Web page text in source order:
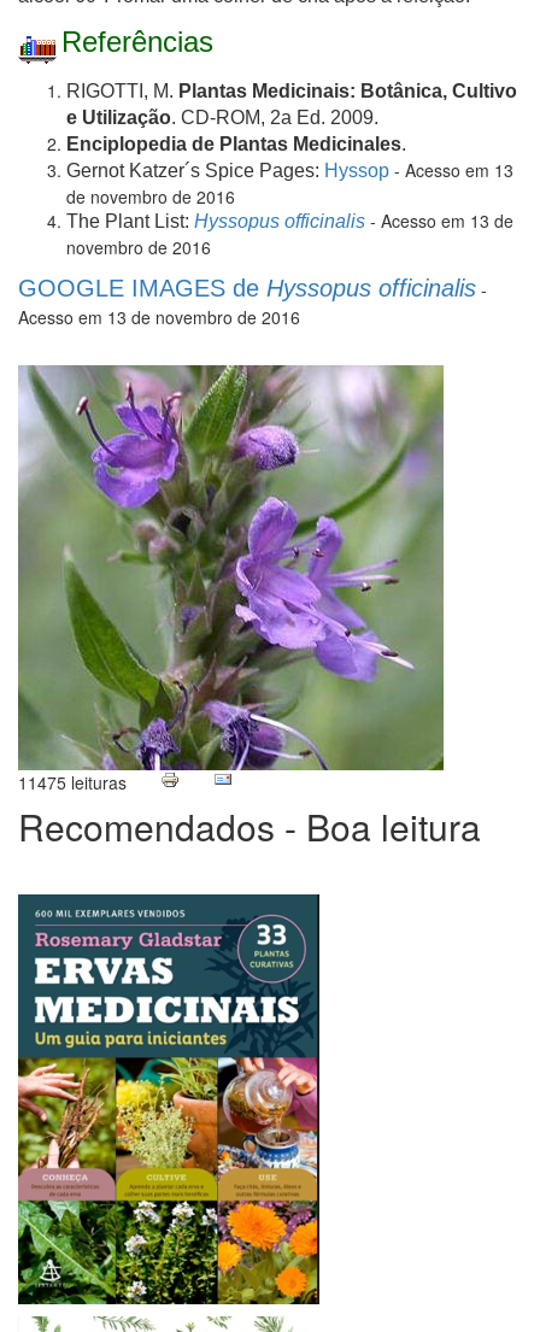
Referências
RIGOTTI, M. Plantas Medicinais: Botânica, Cultivo
e Utilização. CD-ROM, 2a Ed. 2009.
Enciplopedia de Plantas Medicinales.
Gernot Katzer´s Spice Pages: Hyssop - Acesso em 13
de novembro de 2016
The Plant List: Hyssopus officinalis - Acesso em 13 de
novembro de 2016
GOOGLE IMAGES de Hyssopus officinalis -
Acesso em 13 de novembro de 2016
11475 leituras
Recomendados - Boa leitura